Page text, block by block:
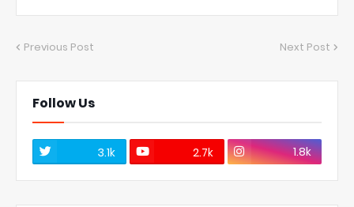
Previous Post Next Post
Follow Us
3.1k 2.7k 1.8k